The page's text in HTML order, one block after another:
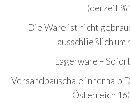
(derzeit
Die Ware ist nicht
ausschließlich um
Lagerware –
Versandpauschale innerhalb
Österreich